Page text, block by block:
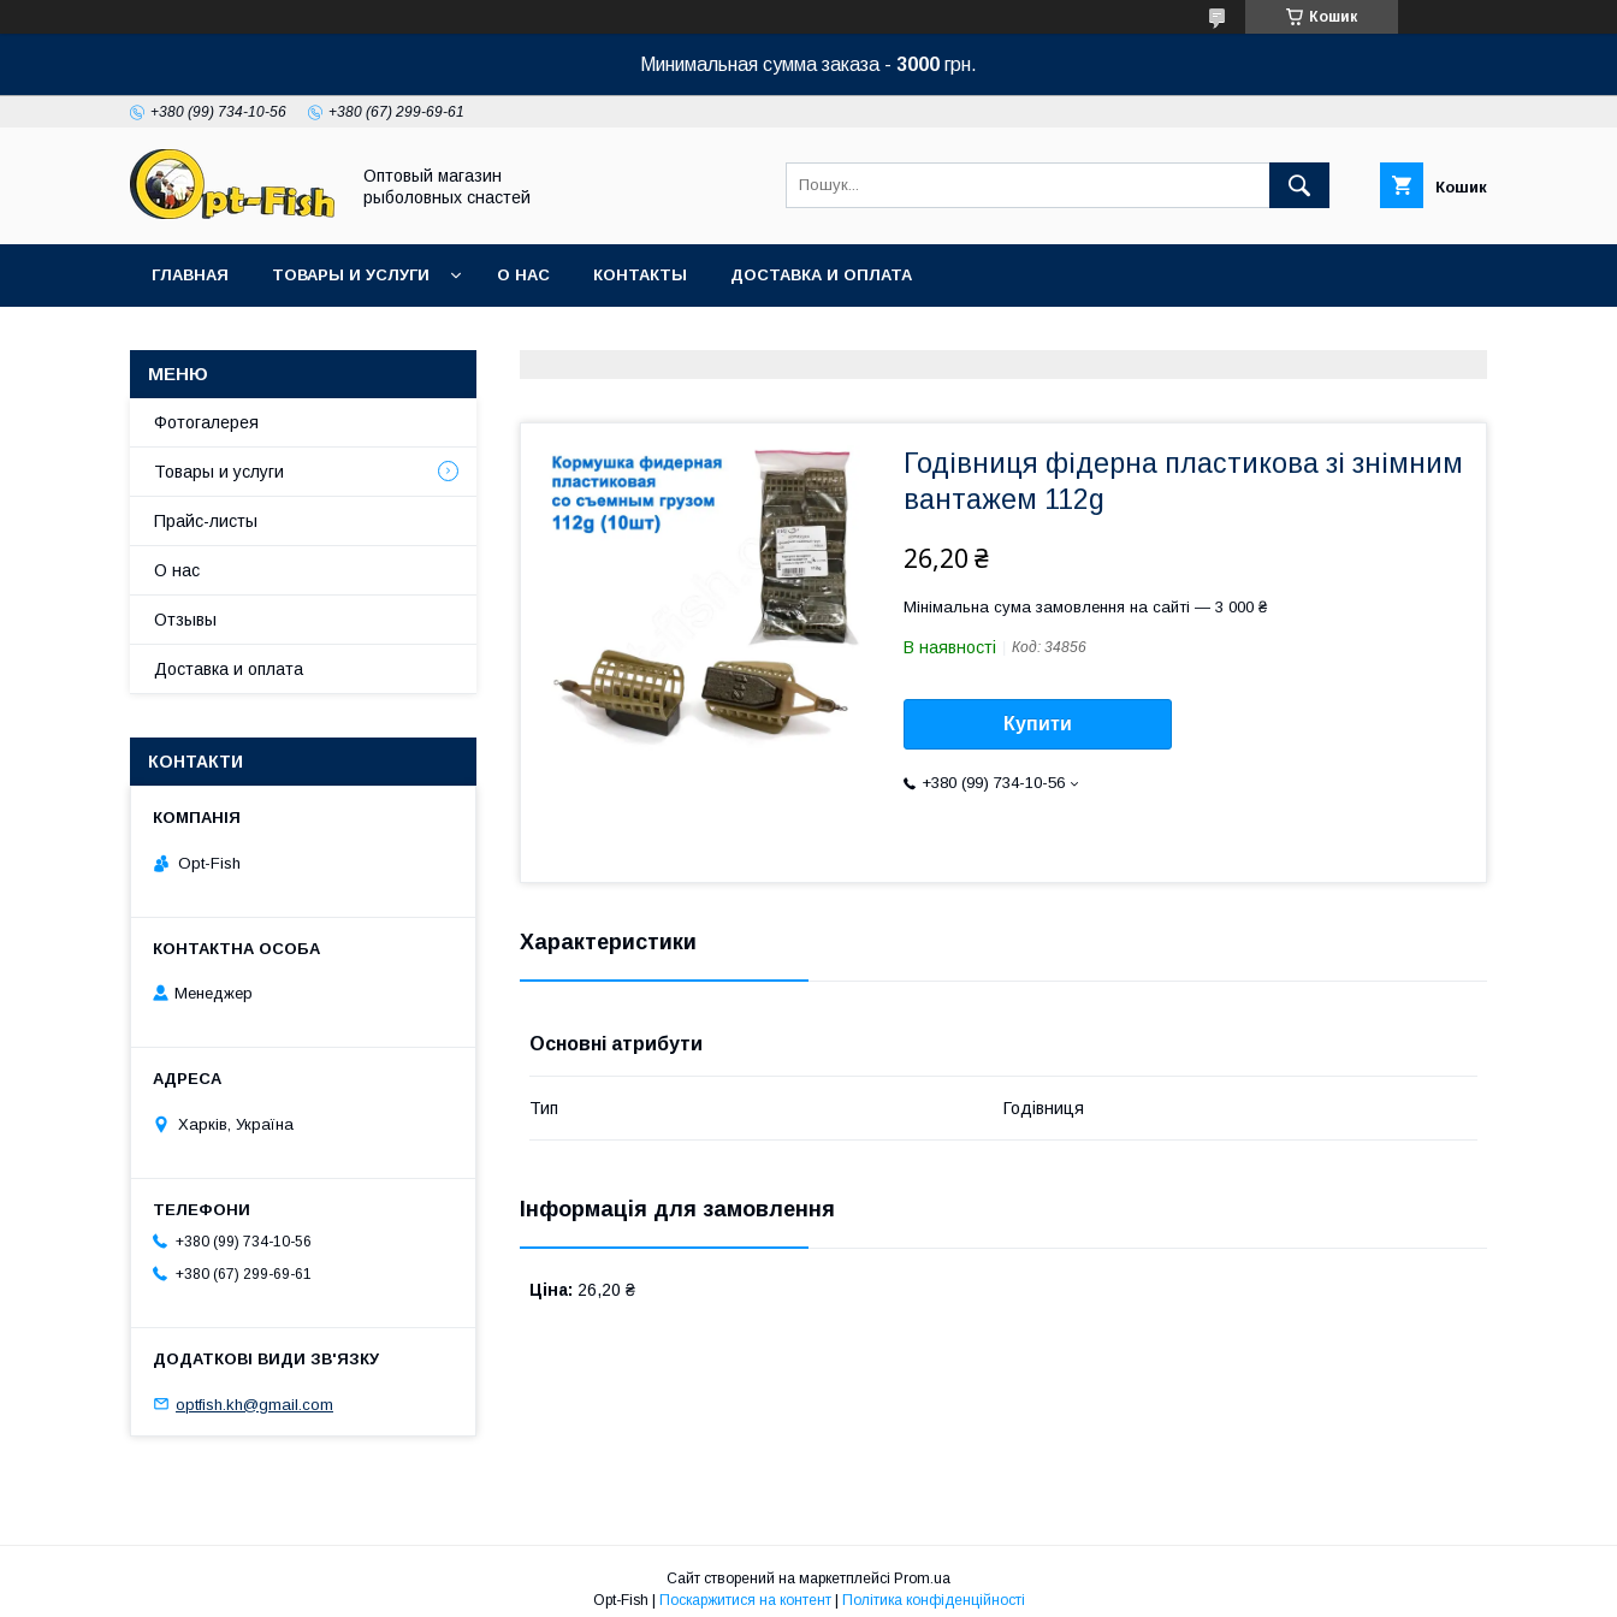
Кошик
Минимальная сумма заказа - 3000 грн.
+380 (99) 734-10-56 +380 (67) 299-69-61
Оптовый магазин
рыболовных снастей
Кошик
ГЛАВНАЯ ТОВАРЫ И УСЛУГИ О НАС КОНТАКТЫ ДОСТАВКА И ОПЛАТА
Годівниця фідерна пластикова зі знімним
вантажем 112g
26,20 ₴
Мінімальна сума замовлення на сайті — 3 000 ₴
В наявності Код: 34856
Купити
+380 (99) 734-10-56
Характеристики
Основні атрибути
Тип Годівниця
Інформація для замовлення
Ціна: 26,20 ₴
Фотогалерея
Товары и услуги
Прайс-листы
О нас
Отзывы
Доставка и оплата
КОНТАКТИ
Opt-Fish
Менеджер
Харків, Україна
+380 (99) 734-10-56
+380 (67) 299-69-61
optfish.kh@gmail.com
Сайт створений на маркетплейсі Prom.ua
Поскаржитися на контент Політика конфіденційності